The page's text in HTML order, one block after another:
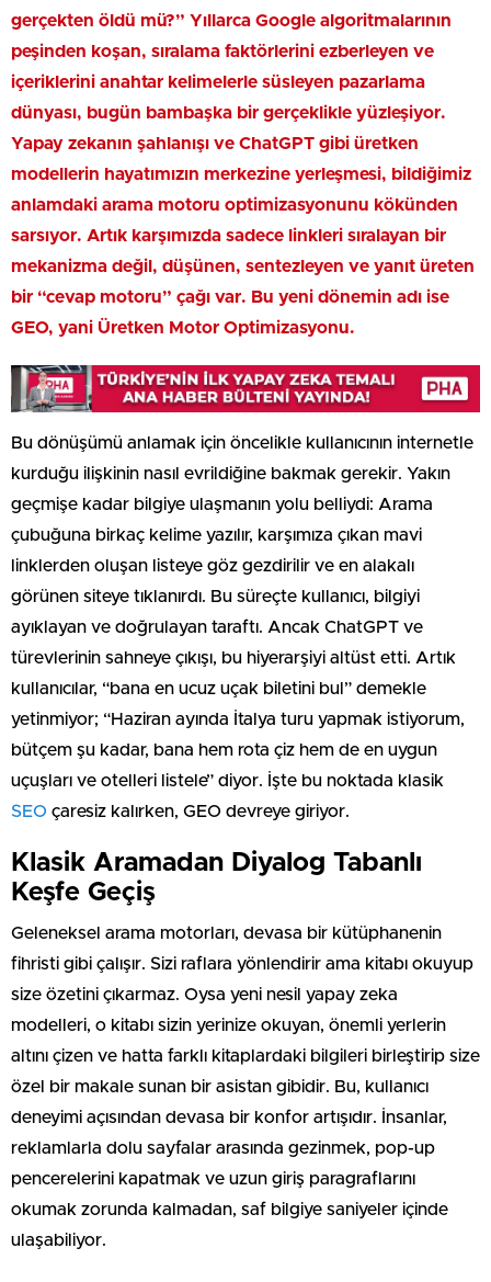
gerçekten öldü mü?” Yıllarca Google algoritmalarının
peşinden koşan, sıralama faktörlerini ezberleyen ve
içeriklerini anahtar kelimelerle süsleyen pazarlama
dünyası, bugün bambaşka bir gerçeklikle yüzleşiyor.
Yapay zekanın şahlanışı ve ChatGPT gibi üretken
modellerin hayatımızın merkezine yerleşmesi, bildiğimiz
anlamdaki arama motoru optimizasyonunu kökünden
sarsıyor. Artık karşımızda sadece linkleri sıralayan bir
mekanizma değil, düşünen, sentezleyen ve yanıt üreten
bir “cevap motoru” çağı var. Bu yeni dönemin adı ise
GEO, yani Üretken Motor Optimizasyonu.
Bu dönüşümü anlamak için öncelikle kullanıcının internetle
kurduğu ilişkinin nasıl evrildiğine bakmak gerekir. Yakın
geçmişe kadar bilgiye ulaşmanın yolu belliydi: Arama
çubuğuna birkaç kelime yazılır, karşımıza çıkan mavi
linklerden oluşan listeye göz gezdirilir ve en alakalı
görünen siteye tıklanırdı. Bu süreçte kullanıcı, bilgiyi
ayıklayan ve doğrulayan taraftı. Ancak ChatGPT ve
türevlerinin sahneye çıkışı, bu hiyerarşiyi altüst etti. Artık
kullanıcılar, “bana en ucuz uçak biletini bul” demekle
yetinmiyor; “Haziran ayında İtalya turu yapmak istiyorum,
bütçem şu kadar, bana hem rota çiz hem de en uygun
uçuşları ve otelleri listele” diyor. İşte bu noktada klasik
SEO çaresiz kalırken, GEO devreye giriyor.
Klasik Aramadan Diyalog Tabanlı
Keşfe Geçiş
Geleneksel arama motorları, devasa bir kütüphanenin
fihristi gibi çalışır. Sizi raflara yönlendirir ama kitabı okuyup
size özetini çıkarmaz. Oysa yeni nesil yapay zeka
modelleri, o kitabı sizin yerinize okuyan, önemli yerlerin
altını çizen ve hatta farklı kitaplardaki bilgileri birleştirip size
özel bir makale sunan bir asistan gibidir. Bu, kullanıcı
deneyimi açısından devasa bir konfor artışıdır. İnsanlar,
reklamlarla dolu sayfalar arasında gezinmek, pop-up
pencerelerini kapatmak ve uzun giriş paragraflarını
okumak zorunda kalmadan, saf bilgiye saniyeler içinde
ulaşabiliyor.